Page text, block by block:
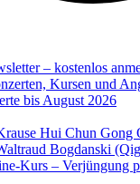
bis August 2026
Kurs – Verjüngung